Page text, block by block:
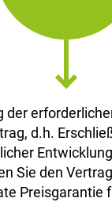
der
d.h.
Sie den
Preisgarantie